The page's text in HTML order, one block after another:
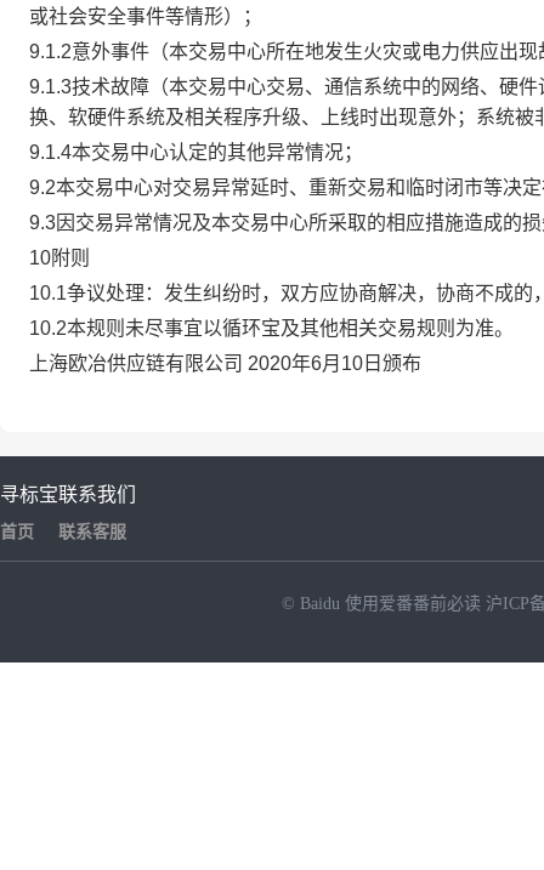
或社会安全事件等情形）；
9.1.2意外事件（本交易中心所在地发生火灾或电力供应出
9.1.3技术故障（本交易中心交易、通信系统中的网络、硬
换、软硬件系统及相关程序升级、上线时出现意外；系统
9.1.4本交易中心认定的其他异常情况；
9.2本交易中心对交易异常延时、重新交易和临时闭市等决
9.3因交易异常情况及本交易中心所采取的相应措施造成的
10附则
10.1争议处理：发生纠纷时，双方应协商解决，协商不成
10.2本规则未尽事宜以循环宝及其他相关交易规则为准。
上海欧冶供应链有限公司 2020年6月10日颁布
寻标宝
首页
联系我们
联系客服
© Baidu 使用爱番番前必读 沪ICP